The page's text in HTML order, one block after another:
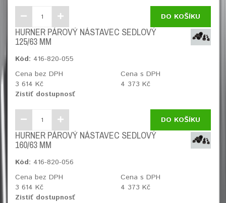
DO KOŠÍKU
HURNER PÁROVÝ NÁSTAVEC SEDLOVÝ
125/63 MM
Kód: 416-820-055
Cena bez DPH
3 614 Kč
Cena s DPH
4 373 Kč
Zistiť dostupnosť
DO KOŠÍKU
HURNER PÁROVÝ NÁSTAVEC SEDLOVÝ
160/63 MM
Kód: 416-820-056
Cena bez DPH
3 614 Kč
Cena s DPH
4 373 Kč
Zistiť dostupnosť